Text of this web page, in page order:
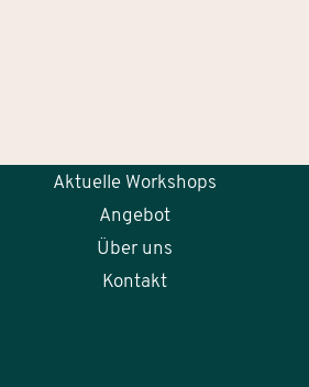
Aktuelle Workshops
Angebot
Über uns
Kontakt